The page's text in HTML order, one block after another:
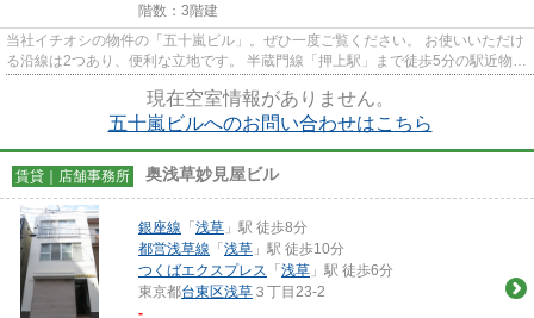
階数：3階建
当社イチオシの物件の「五十嵐ビル」。ぜひ一度ご覧ください。 お使いいただけ
る沿線は2つあり、便利な立地です。 半蔵門線「押上駅」まで徒歩5分の駅近物
現在空室情報がありません。
五十嵐ビルへのお問い合わせはこちら
賃貸｜店舗事務所 奥浅草妙見屋ビル
銀座線 「 浅草 」駅 徒歩8分
都営浅草線 「 浅草 」駅 徒歩10分
つくばエクスプレス 「 浅草 」駅 徒歩6分
東京都台東区浅草 ３丁目23-2
-